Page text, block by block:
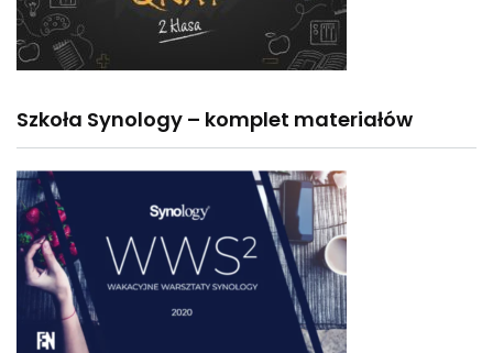
Szkoła Synology – komplet materiałów